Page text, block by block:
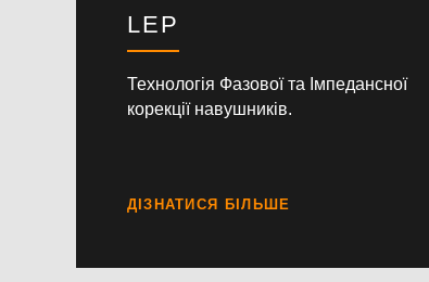
LEP
Технологія Фазової та Імпедансної
корекції навушників.